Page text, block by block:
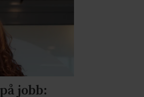
jobb: